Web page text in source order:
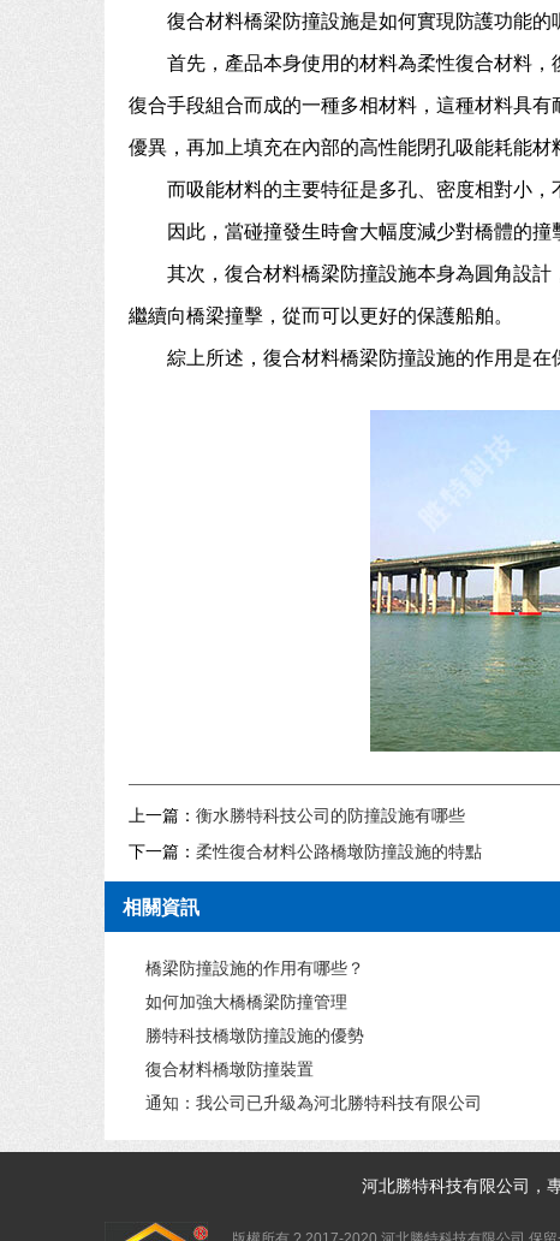
復合材料橋梁防撞設施是如何實現防護功能的
首先，產品本身使用的材料為柔性復合材料
復合手段組合而成的一種多相材料，這種材料具
優異，再加上填充在內部的高性能閉孔吸能耗能
而吸能材料的主要特征是多孔、密度相對小，
因此，當碰撞發生時會大幅度減少對橋體的撞
其次，復合材料橋梁防撞設施本身為圓角設
繼續向橋梁撞擊，從而可以更好的保護船舶。
綜上所述，復合材料橋梁防撞設施的作用是在
上一篇： 衡水勝特科技公司的防撞設施有哪些
下一篇： 柔性復合材料公路橋墩防撞設施的特點
相關資訊
橋梁防撞設施的作用有哪些？
如何加強大橋橋梁防撞管理
勝特科技橋墩防撞設施的優勢
復合材料橋墩防撞裝置
通知：我公司已升級為河北勝特科技有限公司
河北勝特科技有限公司，